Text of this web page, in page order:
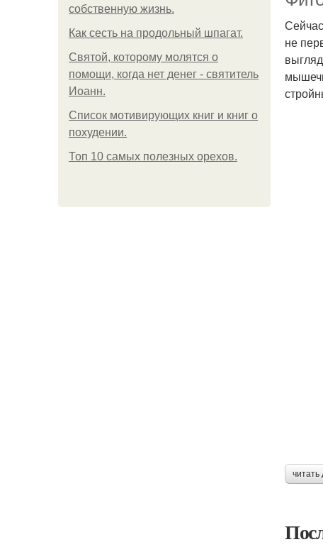
собственную жизнь.
Как сесть на продольный шпагат.
Святой, которому молятся о
помощи, когда нет денег - святитель
Иоанн.
Список мотивирующих книг и книг о
похудении.
Топ 10 самых полезных орехов.
не